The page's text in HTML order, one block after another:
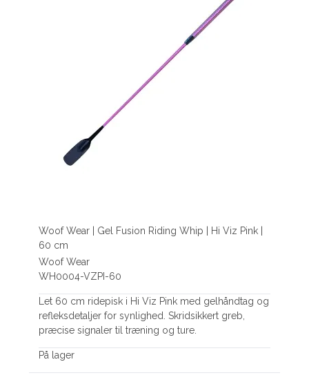
Woof Wear | Gel Fusion Riding Whip | Hi Viz Pink |
60 cm
Woof Wear
WH0004-VZPI-60
Let 60 cm ridepisk i Hi Viz Pink med gelhåndtag og
refleksdetaljer for synlighed. Skridsikkert greb,
præcise signaler til træning og ture.
På lager